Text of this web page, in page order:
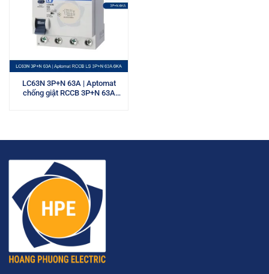
LC63N 3P+N 63A | Aptomat
chống giật RCCB 3P+N 63A